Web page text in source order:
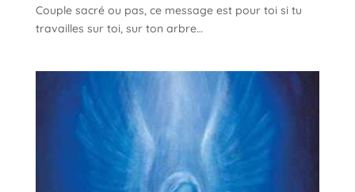
Couple sacré ou pas, ce message est pour toi si tu
travailles sur toi, sur ton arbre…